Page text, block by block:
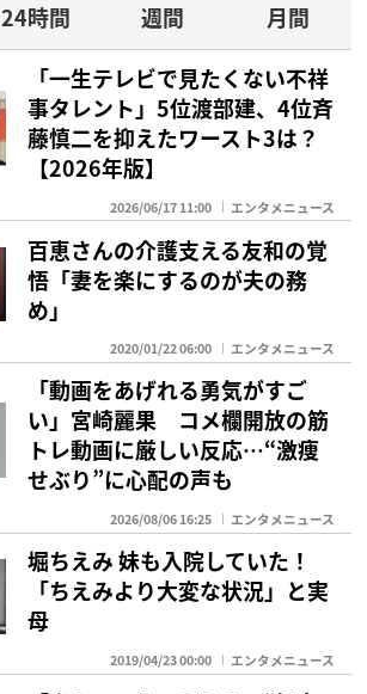
24時間 週間
月間
「一生テレビで見たくない不祥
事タレント」5位渡部建、4位斉
藤慎二を抑えたワースト3は？
【2026年版】
2026/06/17 11:00 エンタメニュース
百恵さんの介護支える友和の覚
悟「妻を楽にするのが夫の務
め」
2020/01/22 06:00 エンタメニュース
「動画をあげれる勇気がすご
い」宮崎麗果 コメ欄開放の筋
トレ動画に厳しい反応…“激痩
せぶり”に心配の声も
2026/08/06 16:25 エンタメニュース
堀ちえみ 妹も入院していた！
「ちえみより大変な状況」と実
母
2019/04/23 00:00 エンタメニュース